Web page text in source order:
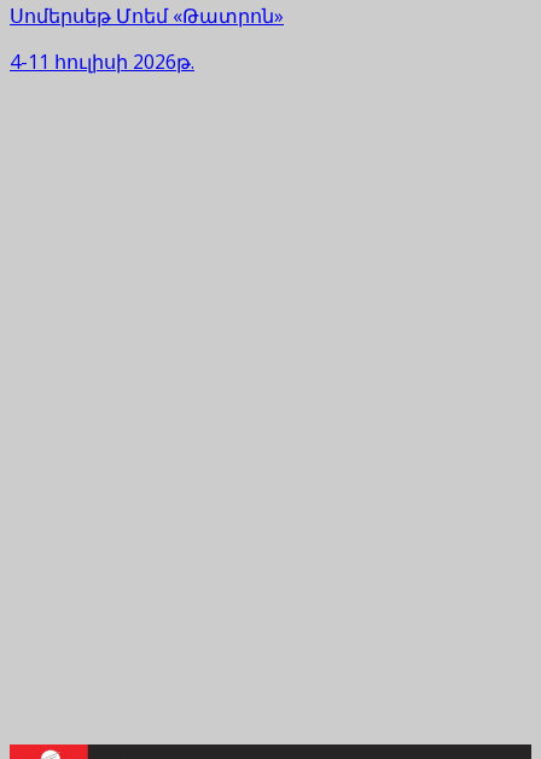
Սոմերսեթ Մոեմ «Թատրոն»
4-11 հուլիսի 2026թ.